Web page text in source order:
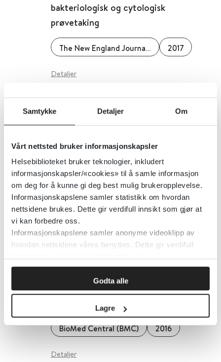
Samtykke Detaljer Om
Vårt nettsted bruker informasjonskapsler
Helsebiblioteket bruker teknologier, inkludert
informasjonskapsler/«cookies» til å samle informasjon
om deg for å kunne gi deg best mulig brukeropplevelse.
Informasjonskapslene samler statistikk om hvordan
nettsidene brukes. Dette gir verdifull innsikt som gjør at
vi kan forbedre oss.
Informasjonskapslene samler anonyme videoklipp av
hvordan nettsidene våres benyttes. Dette gir verdifull
Godta alle
Lagre
bakteriologisk og cytologisk
prøvetaking
The New England Journal of Medicine 2017
Detaljer
Gynekologi – Cochrane Library
Detaljer
Gynekologi retningslinjer hos
NICE
National Institute for Health and Care Excellence (NICE)
Detaljer
BioMed Central (BMC) 2016
Detaljer